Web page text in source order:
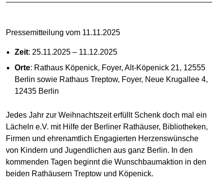
Pressemitteilung vom 11.11.2025
Zeit: 25.11.2025 – 11.12.2025
Orte: Rathaus Köpenick, Foyer, Alt-Köpenick 21, 12555
Berlin sowie Rathaus Treptow, Foyer, Neue Krugallee 4,
12435 Berlin
Jedes Jahr zur Weihnachtszeit erfüllt Schenk doch mal ein
Lächeln e.V. mit Hilfe der Berliner Rathäuser, Bibliotheken,
Firmen und ehrenamtlich Engagierten Herzenswünsche
von Kindern und Jugendlichen aus ganz Berlin. In den
kommenden Tagen beginnt die Wunschbaumaktion in den
beiden Rathäusern Treptow und Köpenick.